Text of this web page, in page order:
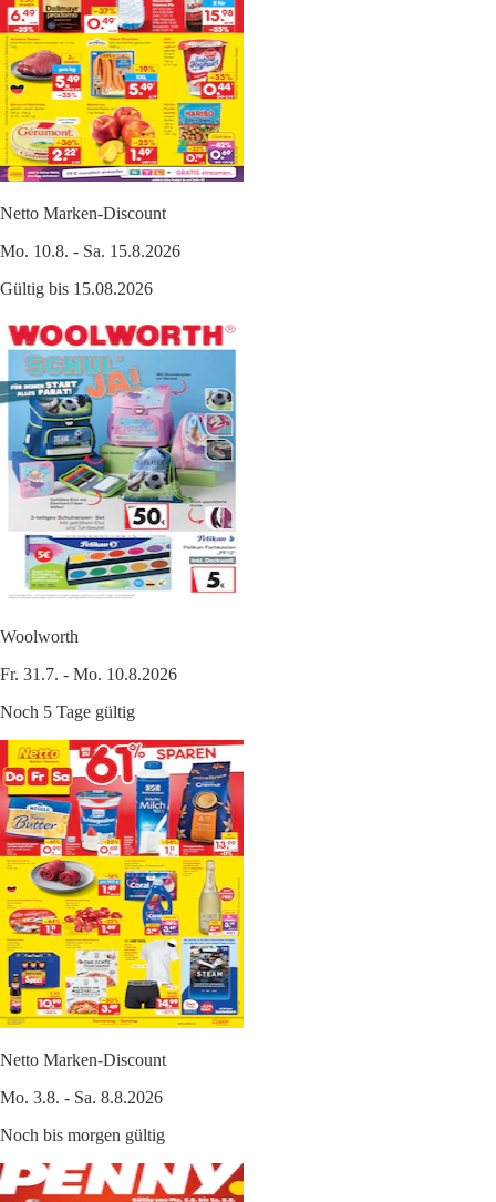
Netto Marken-Discount
Mo. 10.8. - Sa. 15.8.2026
Gültig bis 15.08.2026
Woolworth
Fr. 31.7. - Mo. 10.8.2026
Noch 5 Tage gültig
Netto Marken-Discount
Mo. 3.8. - Sa. 8.8.2026
Noch bis morgen gültig